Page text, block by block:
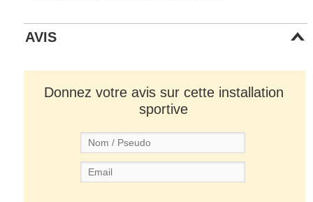
AVIS
Donnez votre avis sur cette installation
sportive